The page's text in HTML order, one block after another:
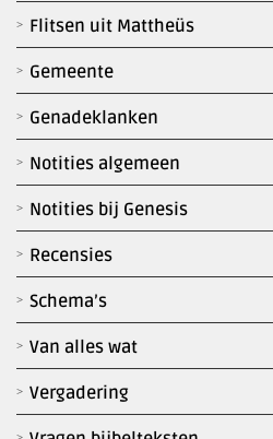
Flitsen uit Mattheüs
Gemeente
Genadeklanken
Notities algemeen
Notities bij Genesis
Recensies
Schema’s
Van alles wat
Vergadering